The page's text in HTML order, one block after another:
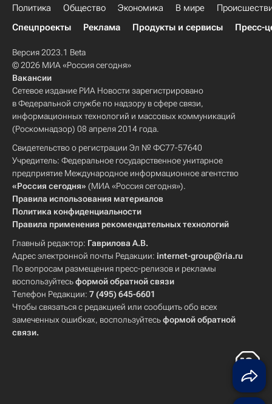
Политика Общество Экономика В мире
Спецпроекты
Реклама Продукты и сервисы Пресс-
Версия 2023.1 Beta
© 2026 МИА «Россия сегодня»
Вакансии
Сетевое издание РИА Новости зарегистрировано
в Федеральной службе по надзору в сфере связи,
информационных технологий и массовых коммуникаций
(Роскомнадзор) 08 апреля 2014 года.
Свидетельство о регистрации Эл № ФС77-57640
Учредитель: Федеральное государственное унитарное
предприятие Международное информационное агентство
«Россия сегодня» (МИА «Россия сегодня»).
Правила использования материалов
Политика конфиденциальности
Правила применения рекомендательных технологий
Главный редактор: Гаврилова А.В.
Адрес электронной почты Редакции: internet-group@ria.ru
По вопросам размещения пресс-релизов и рекламы
воспользуйтесьформой обратной связи
Телефон Редакции: 7 (495) 645-6601
Чтобы связаться с редакцией или сообщить обо всех
замеченных ошибках, воспользуйтесьформой обратной
связи.